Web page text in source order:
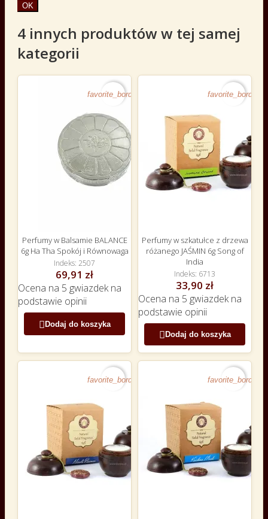
OK
4 innych produktów w tej samej
kategorii
favorite_border
Perfumy w Balsamie BALANCE
6g Ha Tha Spokój i Równowaga
Indeks 2507
69,91 zł
Ocena na 5 gwiazdek na
podstawie opinii
Dodaj do koszyka
favorite_border
Perfumy w szkatułce z drzewa
różanego JAŚMIN 6g Song of
India
Indeks 6713
33,90 zł
Ocena na 5 gwiazdek na
podstawie opinii
Dodaj do koszyka
favorite_border favorite_border